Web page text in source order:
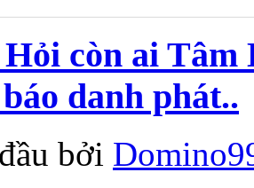
còn ai Tâm
danh phát..
bởi